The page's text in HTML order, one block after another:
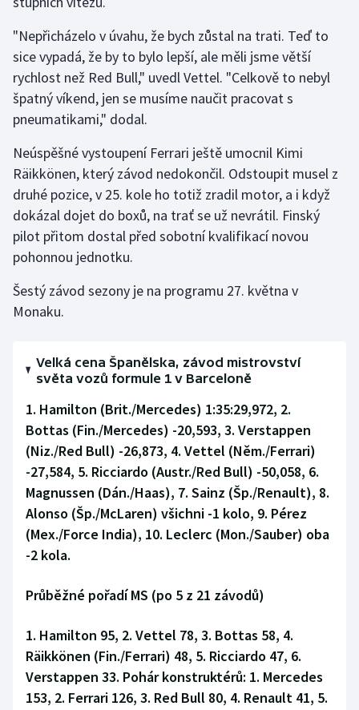
"Nepřicházelo v úvahu, že bych zůstal na trati. Teď to
sice vypadá, že by to bylo lepší, ale měli jsme větší
rychlost než Red Bull," uvedl Vettel. "Celkově to nebyl
špatný víkend, jen se musíme naučit pracovat s
pneumatikami," dodal.
Neúspěšné vystoupení Ferrari ještě umocnil Kimi
Räikkönen, který závod nedokončil. Odstoupit musel z
druhé pozice, v 25. kole ho totiž zradil motor, a i když
dokázal dojet do boxů, na trať se už nevrátil. Finský
pilot přitom dostal před sobotní kvalifikací novou
pohonnou jednotku.
Šestý závod sezony je na programu 27. května v
Monaku.
Velká cena Španělska, závod mistrovství
světa vozů formule 1 v Barceloně
1. Hamilton (Brit./Mercedes) 1:35:29,972, 2.
Bottas (Fin./Mercedes) -20,593, 3. Verstappen
(Niz./Red Bull) -26,873, 4. Vettel (Něm./Ferrari)
-27,584, 5. Ricciardo (Austr./Red Bull) -50,058, 6.
Magnussen (Dán./Haas), 7. Sainz (Šp./Renault), 8.
Alonso (Šp./McLaren) všichni -1 kolo, 9. Pérez
(Mex./Force India), 10. Leclerc (Mon./Sauber) oba
-2 kola.
Průběžné pořadí MS (po 5 z 21 závodů)
1. Hamilton 95, 2. Vettel 78, 3. Bottas 58, 4.
Räikkönen (Fin./Ferrari) 48, 5. Ricciardo 47, 6.
Verstappen 33. Pohár konstruktérů: 1. Mercedes
153, 2. Ferrari 126, 3. Red Bull 80, 4. Renault 41, 5.